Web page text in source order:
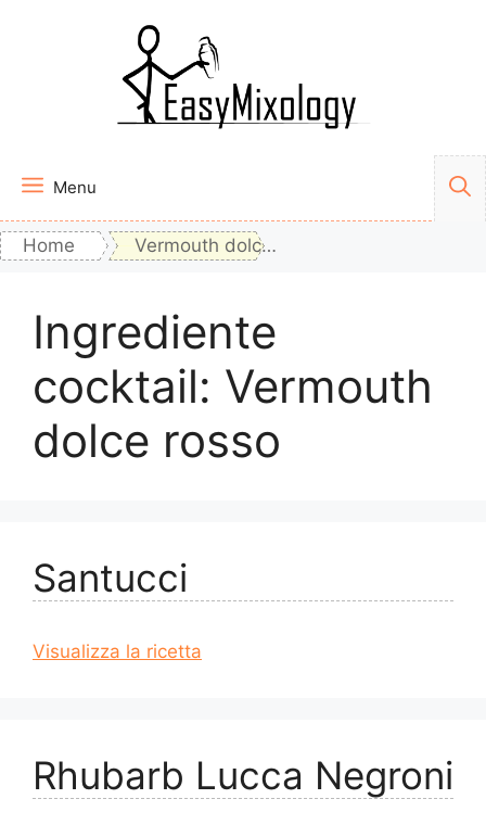
Menu
Home Vermouth dolce rosso
Ingrediente
cocktail: Vermouth
dolce rosso
Santucci
Visualizza la ricetta
Rhubarb Lucca Negroni